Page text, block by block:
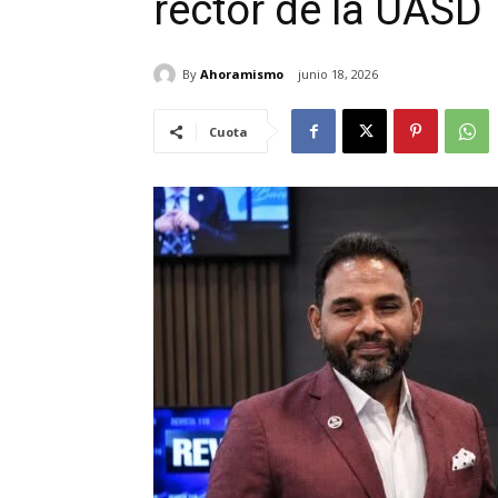
rector de la UASD
By Ahoramismo junio 18, 2026
Cuota